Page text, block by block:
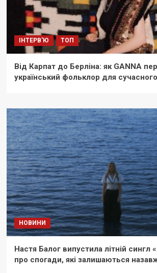
ІНТЕРВ'Ю ТОП
Від Карпат до Берліна: як GANNA
український фольклор для сучасного
НОВИНИ
Настя Балог випустила літній сингл
про спогади, які залишаються